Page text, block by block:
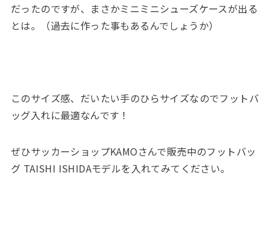
だったのですが、まさかミニミニシューズケースが出る
とは。（過去に作った事もあるんでしょうか）
このサイズ感、だいたい手のひらサイズなのでフットバ
ッグ入れに最適なんです！
ぜひサッカーショップKAMOさんで販売中のフットバッ
グ TAISHI ISHIDAモデルを入れてみてください。